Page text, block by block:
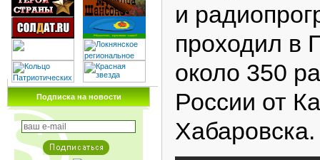
Подписка на новости
и
проходил в
около 350
России от
Хабаровска.